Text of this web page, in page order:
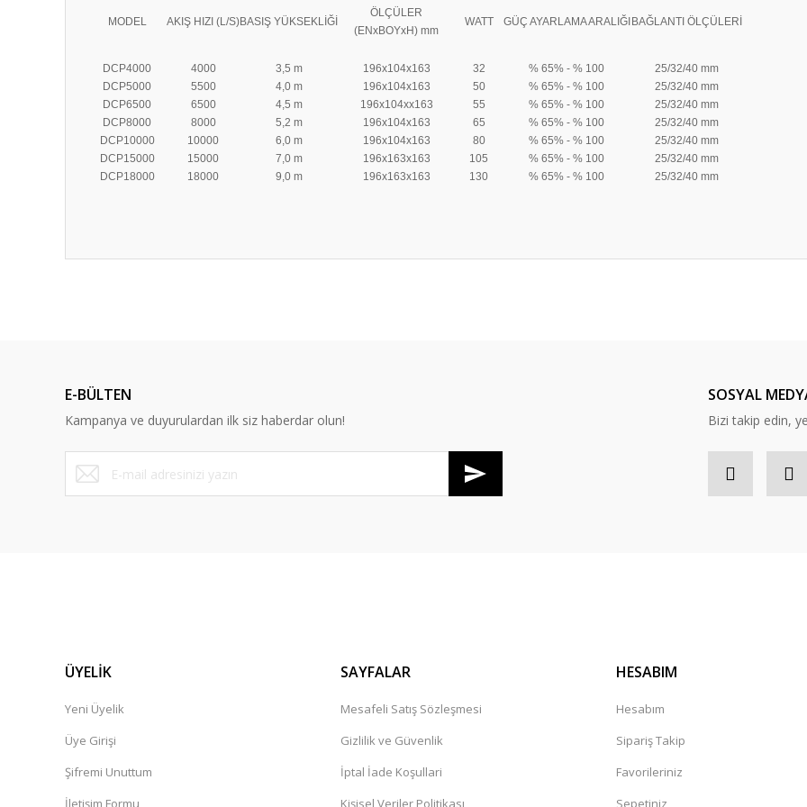
MODEL AKIŞ HIZI (L/S)BASIŞ YÜKSEKLİĞİ
ÖLÇÜLER
(ENxBOYxH) mm
WATT GÜÇ AYARLAMA ARALIĞI BAĞLANTI ÖLÇÜLERİ
DCP4000 4000 3,5 m 196x104x163 32 % 65% - % 100
25/32/40 mm
DCP5000
5500 4,0 m 196x104x163 50 % 65% - % 100
25/32/40 mm
DCP6500
6500 4,5 m 196x104xx163 55 % 65% - % 100
25/32/40 mm
DCP8000
8000 5,2 m 196x104x163 65 % 65% - % 100
25/32/40 mm
DCP10000
10000 6,0 m 196x104x163 80 % 65% - % 100
25/32/40 mm
DCP15000
15000 7,0 m 196x163x163 105 % 65% - % 100
25/32/40 mm
DCP18000
18000 9,0 m 196x163x163 130 % 65% - % 100 25/32/40 mm
Ürün bilgilerinde hatalar bulunuyor.
Ürün fiyatı diğer sitelerden daha pahalı.
Bu ürüne benzer farklı alternatifler olmalı.
E-BÜLTEN
Kampanya ve duyurulardan ilk siz haberdar olun!
SOSYAL
Bizi takip edin,
ÜYELİK
Yeni Üyelik
Üye Girişi
Şifremi Unuttum
İletişim Formu
SAYFALAR
Mesafeli Satış Sözleşmesi
Gizlilik ve Güvenlik
İptal İade Koşullari
Kişisel Veriler Politikası
HESABIM
Hesabım
Sipariş Takip
Favorileriniz
Sepetiniz